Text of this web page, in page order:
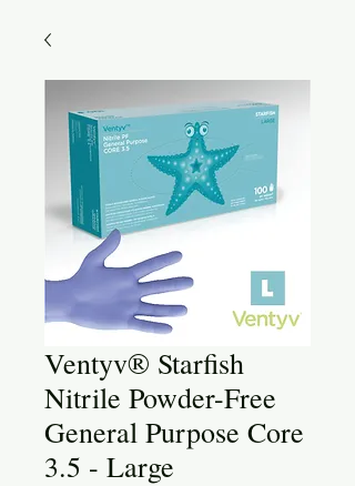
Ventyv® Starfish
Nitrile Powder-Free
General Purpose Core
3.5 - Large